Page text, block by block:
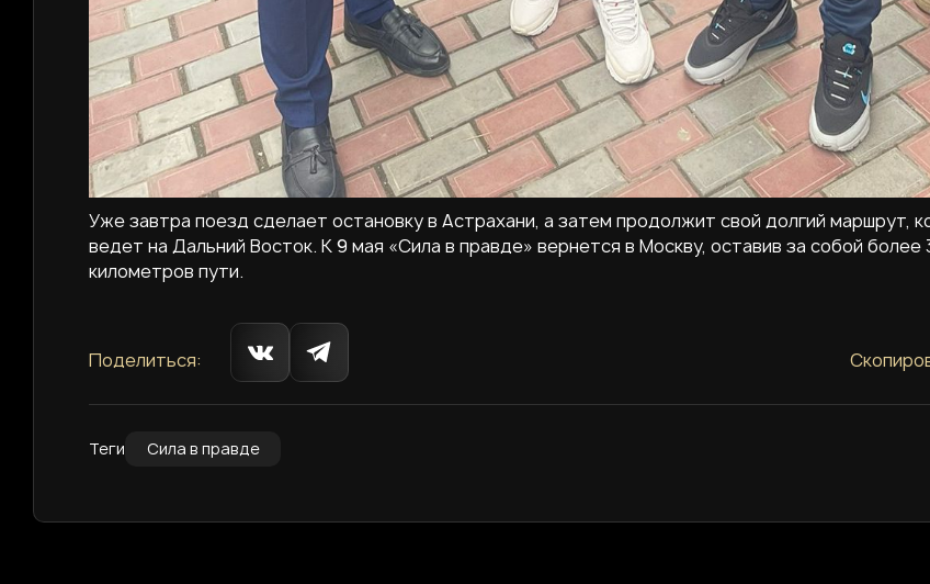
Уже завтра поезд сделает остановку в Астрахани, а затем продолжит свой долгий маршрут,
ведет на Дальний Восток. К 9 мая «Сила в правде» вернется в Москву, оставив за собой более
километров пути.
Поделиться:
Теги Сила в правде